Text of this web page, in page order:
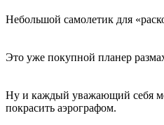
Небольшой самолетик для
Это уже покупной планер
Ну и каждый уважающий себя
покрасить аэрографом.